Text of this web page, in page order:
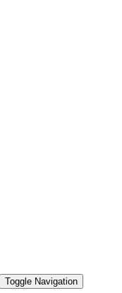
Toggle Navigation